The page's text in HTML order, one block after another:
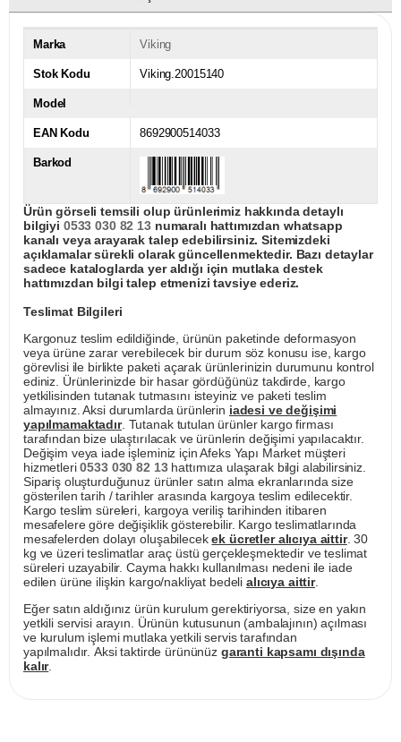
Marka Viking
Stok Kodu Viking.20015140
Model
EAN Kodu 8692900514033
Barkod
Ürün görseli temsili olup ürünlerimiz hakkında detaylı
bilgiyi 0533 030 82 13numaralı hattımızdan whatsapp
kanalı veya arayarak talep edebilirsiniz. Sitemizdeki
açıklamalar sürekli olarak güncellenmektedir. Bazı detaylar
sadece kataloglarda yer aldığı için mutlaka destek
hattımızdan bilgi talep etmenizi tavsiye ederiz.
Teslimat Bilgileri
Kargonuz teslim edildiğinde, ürünün paketinde deformasyon
veya ürüne zarar verebilecek bir durum söz konusu ise, kargo
görevlisi ile birlikte paketi açarak ürünlerinizin durumunu kontrol
ediniz. Ürünlerinizde bir hasar gördüğünüz takdirde, kargo
yetkilisinden tutanak tutmasını isteyiniz ve paketi teslim
almayınız. Aksi durumlarda ürünlerin iadesi ve değişimi
yapılmamaktadır. Tutanak tutulan ürünler kargo firması
tarafından bize ulaştırılacak ve ürünlerin değişimi yapılacaktır.
Değişim veya iade işleminiz için Afeks Yapı Market müşteri
hizmetleri0533 030 82 13hattımıza ulaşarak bilgi alabilirsiniz.
Sipariş oluşturduğunuz ürünler satın alma ekranlarında size
gösterilen tarih / tarihler arasında kargoya teslim edilecektir.
Kargo teslim süreleri, kargoya veriliş tarihinden itibaren
mesafelere göre değişiklik gösterebilir. Kargo teslimatlarında
mesafelerden dolayı oluşabilecekek ücretler alıcıya aittir. 30
kg ve üzeri teslimatlar araç üstü gerçekleşmektedir ve teslimat
süreleri uzayabilir. Cayma hakkı kullanılması nedeni ile iade
edilen ürüne ilişkin kargo/nakliyat bedeli alıcıya aittir.
Eğer satın aldığınız ürün kurulum gerektiriyorsa, size en yakın
yetkili servisi arayın. Ürünün kutusunun (ambalajının) açılması
ve kurulum işlemi mutlaka yetkili servis tarafından
yapılmalıdır. Aksi taktirde ürününüz garanti kapsamı dışında
kalır.